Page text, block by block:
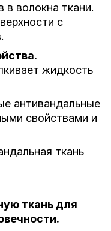
в волокна ткани.
с
жидкость
антивандальные
свойствами и
ткань
ткань для